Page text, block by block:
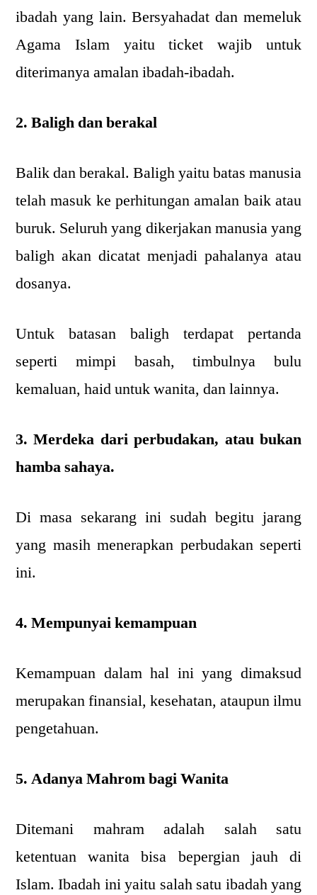
ibadah yang lain. Bersyahadat dan memeluk
Agama Islam yaitu ticket wajib untuk
diterimanya amalan ibadah-ibadah.
2. Baligh dan berakal
Balik dan berakal. Baligh yaitu batas manusia
telah masuk ke perhitungan amalan baik atau
buruk. Seluruh yang dikerjakan manusia yang
baligh akan dicatat menjadi pahalanya atau
dosanya.
Untuk batasan baligh terdapat pertanda
seperti mimpi basah, timbulnya bulu
kemaluan, haid untuk wanita, dan lainnya.
3. Merdeka dari perbudakan, atau bukan
hamba sahaya.
Di masa sekarang ini sudah begitu jarang
yang masih menerapkan perbudakan seperti
ini.
4. Mempunyai kemampuan
Kemampuan dalam hal ini yang dimaksud
merupakan finansial, kesehatan, ataupun ilmu
pengetahuan.
5. Adanya Mahrom bagi Wanita
Ditemani mahram adalah salah satu
ketentuan wanita bisa bepergian jauh di
Islam. Ibadah ini yaitu salah satu ibadah yang